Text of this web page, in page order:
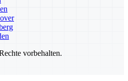
vorbehalten.